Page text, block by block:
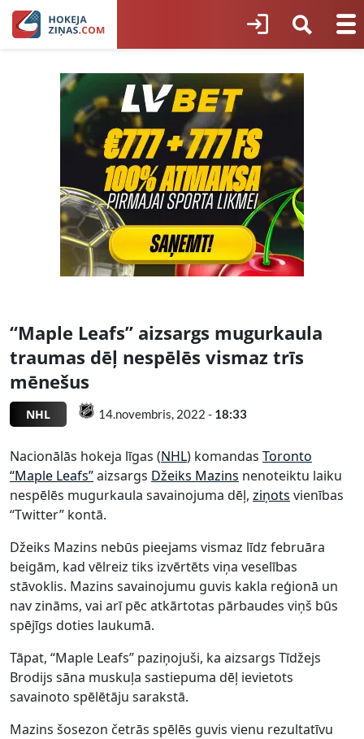
“Maple Leafs” aizsargs mugurkaula
traumas dēļ nespēlēs vismaz trīs
mēnešus
NHL 14.novembris, 2022 - 18:33
Nacionālās hokeja līgas (NHL) komandas Toronto
“Maple Leafs”aizsargs Džeiks Mazins nenoteiktu laiku
nespēlēs mugurkaula savainojuma dēļ, ziņots vienības
“Twitter” kontā.
Džeiks Mazins nebūs pieejams vismaz līdz februāra
beigām, kad vēlreiz tiks izvērtēts viņa veselības
stāvoklis. Mazins savainojumu guvis kakla reģionā un
nav zināms, vai arī pēc atkārtotas pārbaudes viņš būs
spējīgs doties laukumā.
Tāpat, “Maple Leafs” paziņojuši, ka aizsargs Tīdžejs
Brodijs sāna muskuļa sastiepuma dēļ ievietots
savainoto spēlētāju sarakstā.
Mazins šosezon četrās spēlēs guvis vienu rezultatīvu